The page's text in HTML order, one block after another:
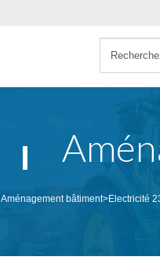
Aménagement bâtiment>Electricité